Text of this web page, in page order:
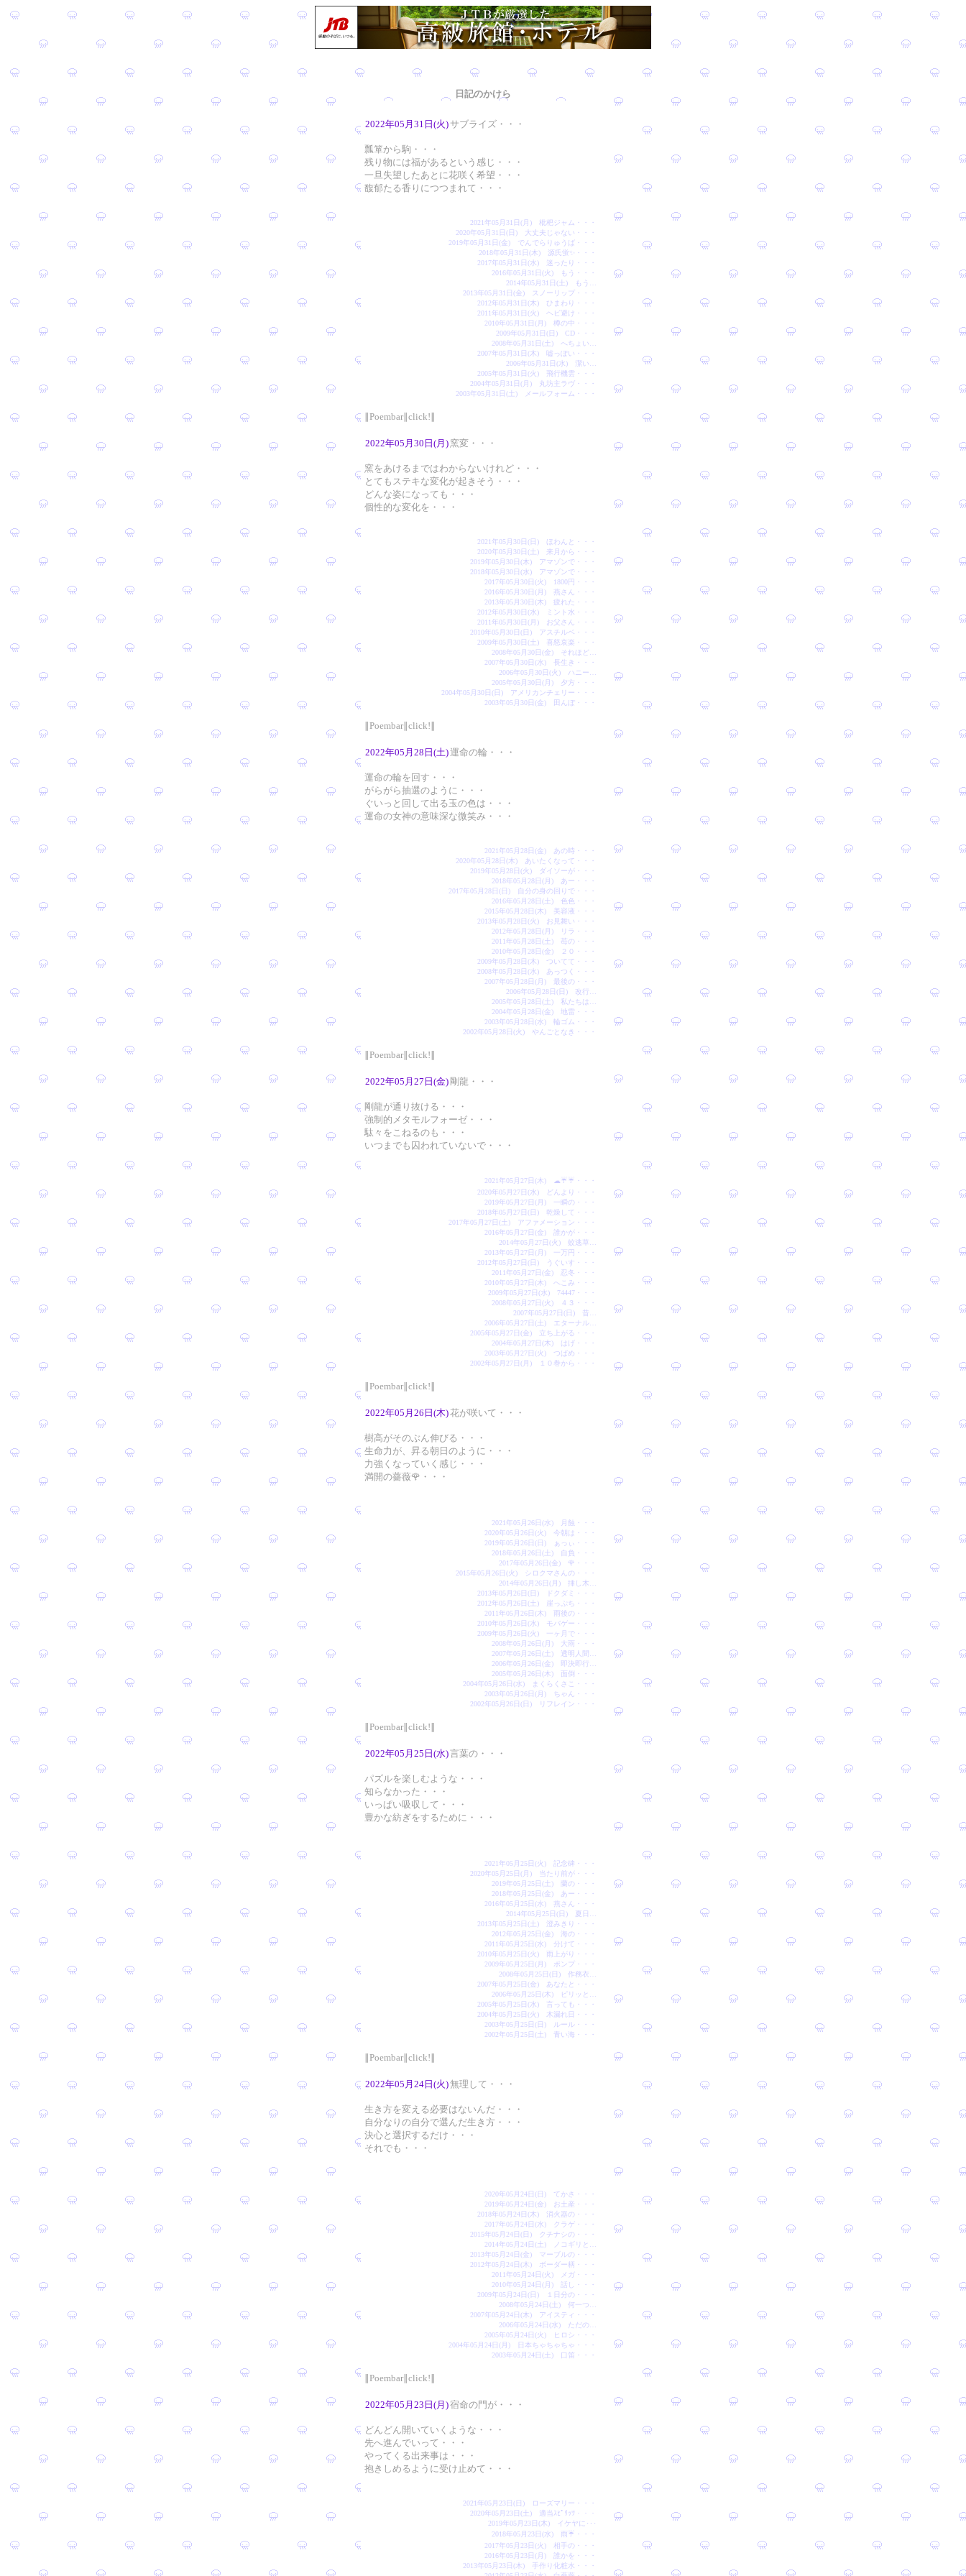
日記のかけら
2022年05月31日(火) サブライズ・・・
瓢箪から駒・・・
残り物には福があるという感じ・・・
一旦失望したあとに花咲く希望・・・
馥郁たる香りにつつまれて・・・
2021年05月31日(月) 枇杷ジャム・・・
2020年05月31日(日) 大丈夫じゃない・・・
2019年05月31日(金) でんでらりゅうば・・・
2018年05月31日(木) 源氏蛍✨・・・
2017年05月31日(水) 迷ったり・・・
2016年05月31日(火) もう・・・
2014年05月31日(土) もう…
2013年05月31日(金) スノーリップ・・・
2012年05月31日(木) ひまわり・・・
2011年05月31日(火) ヘビ避け・・・
2010年05月31日(月) 樽の中・・・
2009年05月31日(日) CD・・・
2008年05月31日(土) へちょい…
2007年05月31日(木) 嘘っぽい・・・
2006年05月31日(水) 潔い…
2005年05月31日(火) 飛行機雲・・・
2004年05月31日(月) 丸坊主ラヴ・・・
2003年05月31日(土) メールフォーム・・・
∥Poembar∥click!∥
2022年05月30日(月) 窯変・・・
窯をあけるまではわからないけれど・・・
とてもステキな変化が起きそう・・・
どんな姿になっても・・・
個性的な変化を・・・
2021年05月30日(日) ほわんと・・・
2020年05月30日(土) 来月から・・・
2019年05月30日(木) アマゾンで・・・
2018年05月30日(水) アマゾンで・・・
2017年05月30日(火) 1800円・・・
2016年05月30日(月) 燕さん・・・
2013年05月30日(木) 疲れた・・・
2012年05月30日(水) ミント水・・・
2011年05月30日(月) お父さん・・・
2010年05月30日(日) アスチルベ・・・
2009年05月30日(土) 喜怒哀楽・・・
2008年05月30日(金) それほど…
2007年05月30日(水) 長生き・・・
2006年05月30日(火) ハニー…
2005年05月30日(月) 夕方・・・
2004年05月30日(日) アメリカンチェリー・・・
2003年05月30日(金) 田んぼ・・・
∥Poembar∥click!∥
2022年05月28日(土)運命の輪・・・
運命の輪を回す・・・
がらがら抽選のように・・・
ぐいっと回して出る玉の色は・・・
運命の女神の意味深な微笑み・・・
2021年05月28日(金) あの時・・・
2020年05月28日(木) あいたくなって・・・
2019年05月28日(火) ダイソーが・・・
2018年05月28日(月) あー・・・
2017年05月28日(日) 自分の身の回りで・・・
2016年05月28日(土) 色色・・・
2015年05月28日(木) 美容液・・・
2013年05月28日(火) お見舞い・・・
2012年05月28日(月) リラ・・・
2011年05月28日(土) 苺の・・・
2010年05月28日(金) ２０・・・
2009年05月28日(木) ついてて・・・
2008年05月28日(水) あっつく・・・
2007年05月28日(月) 最後の・・・
2006年05月28日(日) 改行…
2005年05月28日(土) 私たちは…
2004年05月28日(金) 地雷・・・
2003年05月28日(水) 輪ゴム・・・
2002年05月28日(火) やんごとなき・・・
∥Poembar∥click!∥
2022年05月27日(金) 剛龍・・・
剛龍が通り抜ける・・・
強制的メタモルフォーゼ・・・
駄々をこねるのも・・・
いつまでも囚われていないで・・・
2021年05月27日(木) ☁☔☔・・・
2020年05月27日(水) どんより・・・
2019年05月27日(月) 一瞬の・・・
2018年05月27日(日) 乾燥して・・・
2017年05月27日(土) アファメーション・・・
2016年05月27日(金) 誰かが・・・
2014年05月27日(火) 蚊逃草…
2013年05月27日(月) 一万円・・・
2012年05月27日(日) うぐいす・・・
2011年05月27日(金) 忍冬・・・
2010年05月27日(木) へこみ・・・
2009年05月27日(水) 74447・・・
2008年05月27日(火) ４３・・・
2007年05月27日(日) 昔…
2006年05月27日(土) エターナル…
2005年05月27日(金) 立ち上がる・・・
2004年05月27日(木) はげ・・・
2003年05月27日(火) つばめ・・・
2002年05月27日(月) １０巻から・・・
∥Poembar∥click!∥
2022年05月26日(木)花が咲いて・・・
樹高がそのぶん伸びる・・・
生命力が、昇る朝日のように・・・
力強くなっていく感じ・・・
満開の薔薇🌹・・・
2021年05月26日(水) 月蝕・・・
2020年05月26日(火) 今朝は・・・
2019年05月26日(日) ぁっぃ・・・
2018年05月26日(土) 自負・・・
2017年05月26日(金) 🌹・・・
2015年05月26日(火) シロクマさんの・・・
2014年05月26日(月) 挿し木…
2013年05月26日(日) ドクダミ・・・
2012年05月26日(土) 崖っぷち・・・
2011年05月26日(木) 雨後の・・・
2010年05月26日(水) モバゲー・・・
2009年05月26日(火) 一ヶ月で・・・
2008年05月26日(月) 大雨・・・
2007年05月26日(土) 透明人間…
2006年05月26日(金) 即決即行…
2005年05月26日(木) 面倒・・・
2004年05月26日(水) まくらくさこ・・・
2003年05月26日(月) ちゃん・・・
2002年05月26日(日) リフレイン・・・
∥Poembar∥click!∥
2022年05月25日(水)言葉の・・・
パズルを楽しむような・・・
知らなかった・・・
いっぱい吸収して・・・
豊かな紡ぎをするために・・・
2021年05月25日(火) 記念碑・・・
2020年05月25日(月) 当たり前が・・・
2019年05月25日(土) 蘭の・・・
2018年05月25日(金) あー・・・
2016年05月25日(水) 燕さん・・・
2014年05月25日(日) 夏日…
2013年05月25日(土) 澄みきり・・・
2012年05月25日(金) 海の・・・
2011年05月25日(水) 分けて・・・
2010年05月25日(火) 雨上がり・・・
2009年05月25日(月) ポンプ・・・
2008年05月25日(日) 作務衣…
2007年05月25日(金) あなたと・・・
2006年05月25日(木) ピリッと…
2005年05月25日(水) 言っても・・・
2004年05月25日(火) 木漏れ日・・・
2003年05月25日(日) ルール・・・
2002年05月25日(土) 青い海・・・
∥Poembar∥click!∥
2022年05月24日(火)無理して・・・
生き方を変える必要はないんだ・・・
自分なりの自分で選んだ生き方・・・
決心と選択するだけ・・・
それでも・・・
2020年05月24日(日) てかさ・・・
2019年05月24日(金) お土産・・・
2018年05月24日(木) 消火器の・・・
2017年05月24日(水) クラゲ・・・
2015年05月24日(日) クチナシの・・・
2014年05月24日(土) ノコギリと…
2013年05月24日(金) マーブルの・・・
2012年05月24日(木) ボーダー柄・・・
2011年05月24日(火) メガ・・・
2010年05月24日(月) 話し・・・
2009年05月24日(日) １日分の・・・
2008年05月24日(土) 何一つ…
2007年05月24日(木) アイスティ・・・
2006年05月24日(水) ただの…
2005年05月24日(火) ヒロシ・・・
2004年05月24日(月) 日本ちゃちゃちゃ・・・
2003年05月24日(土) 口笛・・・
∥Poembar∥click!∥
2022年05月23日(月)宿命の門が・・・
どんどん開いていくような・・・
先へ進んでいって・・・
やってくる出来事は・・・
抱きしめるように受け止めて・・・
2021年05月23日(日) ローズマリー・・・
2020年05月23日(土) 適当ｽﾋﾟﾘｯﾂ・・・
2019年05月23日(木) イケヤに･･･
2018年05月23日(水) 雨☔️・・・
2017年05月23日(火) 相手の・・・
2016年05月23日(月) 誰かを・・・
2013年05月23日(木) 手作り化粧水・・・